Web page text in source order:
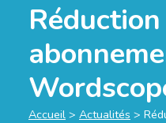
Accueil > Actualités >